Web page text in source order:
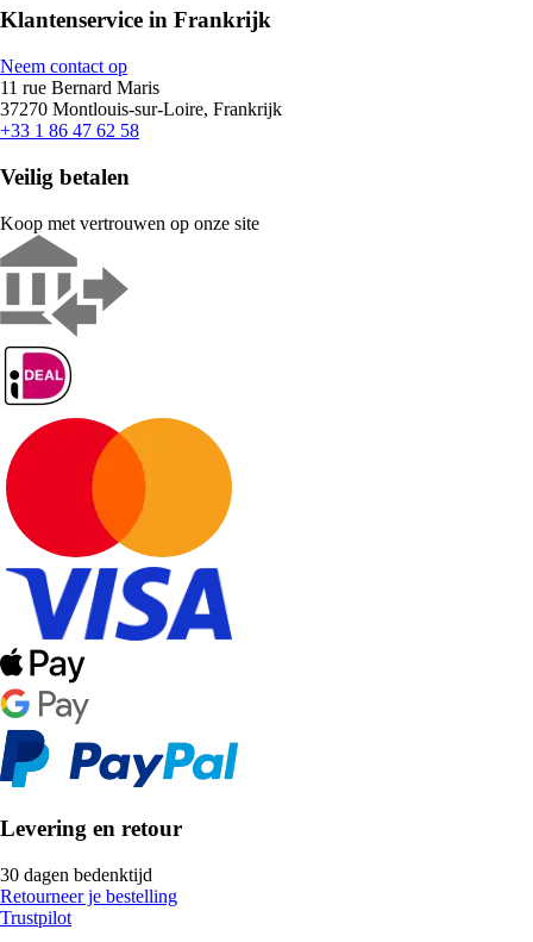
Klantenservice in Frankrijk
Neem contact op
11 rue Bernard Maris
37270 Montlouis-sur-Loire, Frankrijk
+33 1 86 47 62 58
Veilig betalen
Koop met vertrouwen op onze site
Levering en retour
30 dagen bedenktijd
Retourneer je bestelling
Trustpilot